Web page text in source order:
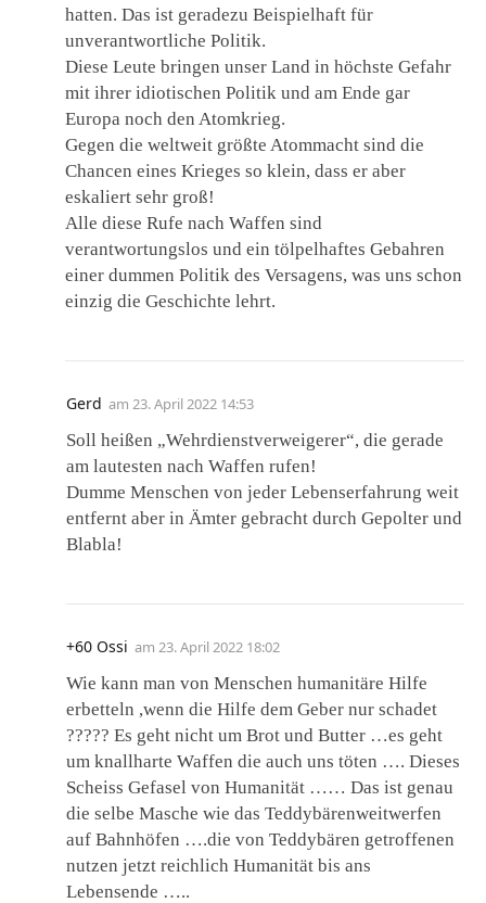
hatten. Das ist geradezu Beispielhaft für
unverantwortliche Politik.
Diese Leute bringen unser Land in höchste Gefahr
mit ihrer idiotischen Politik und am Ende gar
Europa noch den Atomkrieg.
Gegen die weltweit größte Atommacht sind die
Chancen eines Krieges so klein, dass er aber
eskaliert sehr groß!
Alle diese Rufe nach Waffen sind
verantwortungslos und ein tölpelhaftes Gebahren
einer dummen Politik des Versagens, was uns schon
einzig die Geschichte lehrt.
Gerd am 23. April 2022 14:53
Soll heißen „Wehrdienstverweigerer“, die gerade
am lautesten nach Waffen rufen!
Dumme Menschen von jeder Lebenserfahrung weit
entfernt aber in Ämter gebracht durch Gepolter und
Blabla!
+60 Ossi am 23. April 2022 18:02
Wie kann man von Menschen humanitäre Hilfe
erbetteln ,wenn die Hilfe dem Geber nur schadet
????? Es geht nicht um Brot und Butter …es geht
um knallharte Waffen die auch uns töten …. Dieses
Scheiss Gefasel von Humanität …… Das ist genau
die selbe Masche wie das Teddybärenweitwerfen
auf Bahnhöfen ….die von Teddybären getroffenen
nutzen jetzt reichlich Humanität bis ans
Lebensende …..